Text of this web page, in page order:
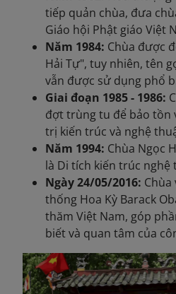
tiếp quản chùa, đưa
Giáo hội Phật giáo Việt
Năm 1984: Chùa được
Hải Tự", tuy nhiên, tên
vẫn được sử dụng phổ
Giai đoạn 1985 - 1986:
đợt trùng tu để bảo tồn
trị kiến trúc và nghệ
Năm 1994: Chùa Ngọc
là Di tích kiến trúc nghệ
Ngày 24/05/2016:
thống Hoa Kỳ Barack
thăm Việt Nam, góp
biết và quan tâm của